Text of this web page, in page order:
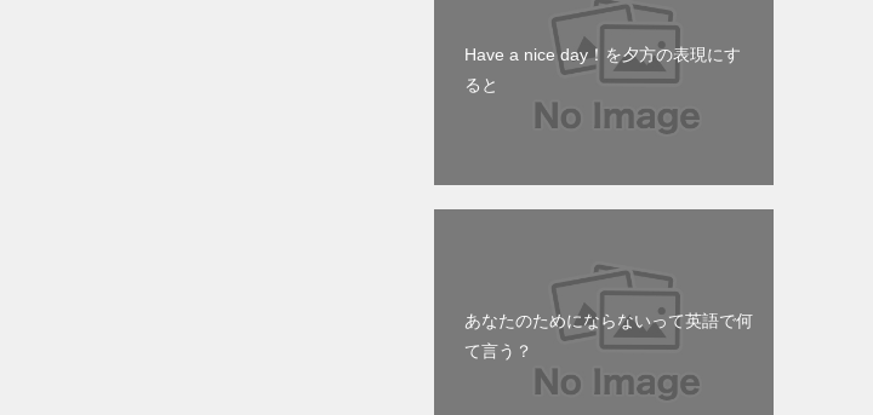
Have a nice day！を夕方の表現にす
ると
あなたのためにならないって英語で何
て言う？